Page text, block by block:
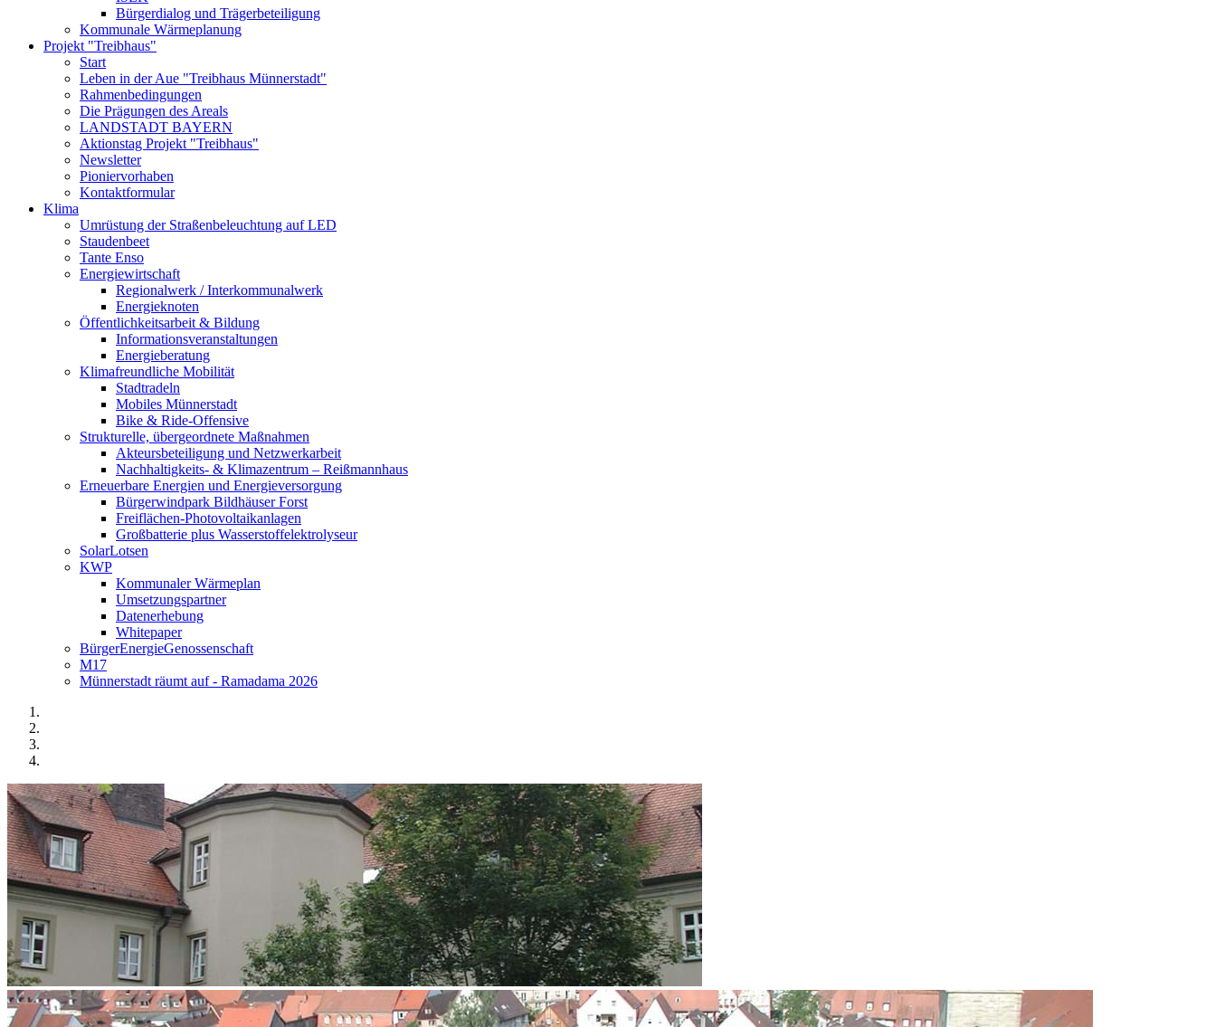
Bürgerdialog und Trägerbeteiligung
Kommunale Wärmeplanung
Projekt "Treibhaus"
Start
Leben in der Aue "Treibhaus Münnerstadt"
Rahmenbedingungen
Die Prägungen des Areals
LANDSTADT BAYERN
Aktionstag Projekt "Treibhaus"
Newsletter
Pioniervorhaben
Kontaktformular
Klima
Umrüstung der Straßenbeleuchtung auf LED
Staudenbeet
Tante Enso
Energiewirtschaft
Regionalwerk / Interkommunalwerk
Energieknoten
Öffentlichkeitsarbeit & Bildung
Informationsveranstaltungen
Energieberatung
Klimafreundliche Mobilität
Stadtradeln
Mobiles Münnerstadt
Bike & Ride-Offensive
Strukturelle, übergeordnete Maßnahmen
Akteursbeteiligung und Netzwerkarbeit
Nachhaltigkeits- & Klimazentrum – Reißmannhaus
Erneuerbare Energien und Energieversorgung
Bürgerwindpark Bildhäuser Forst
Freiflächen-Photovoltaikanlagen
Großbatterie plus Wasserstoffelektrolyseur
SolarLotsen
KWP
Kommunaler Wärmeplan
Umsetzungspartner
Datenerhebung
Whitepaper
BürgerEnergieGenossenschaft
M17
Münnerstadt räumt auf - Ramadama 2026